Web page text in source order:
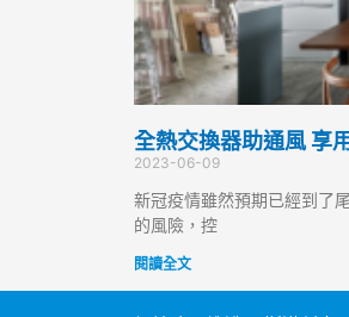
全熱交換器助通風 享
2023-06-09
新冠疫情雖然預期已經到了
的風險，控
閱讀全文